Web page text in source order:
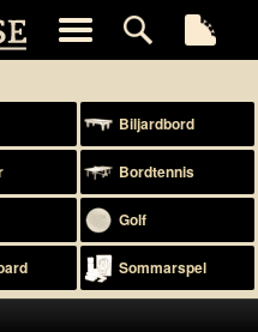
Biljardbord
Bordtennis
Golf
Sommarspel